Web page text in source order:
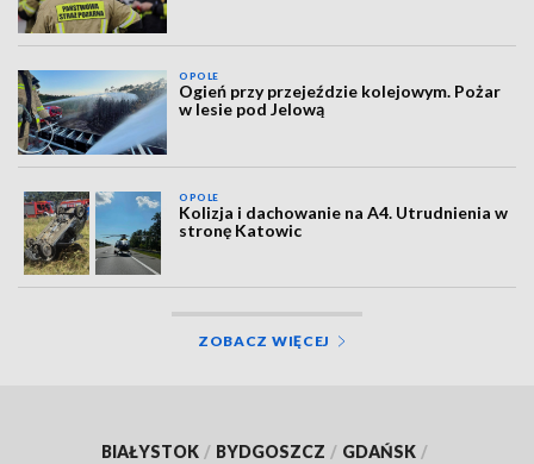
OPOLE
Ogień przy przejeździe kolejowym. Pożar
w lesie pod Jelową
OPOLE
Kolizja i dachowanie na A4. Utrudnienia w
stronę Katowic
ZOBACZ WIĘCEJ
BIAŁYSTOK / BYDGOSZCZ / GDAŃSK /